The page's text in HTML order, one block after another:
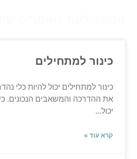
כינור למתחילים
כינור למתחילים יכול להיות כלי
את ההדרכה והמשאבים הנכונים.
יכול...
קרא עוד »